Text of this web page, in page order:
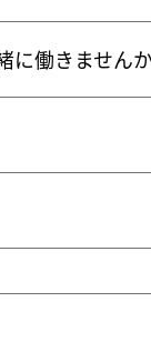
に働きません